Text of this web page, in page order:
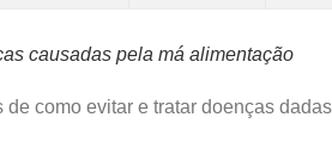
causadas pela má alimentação
de como evitar e tratar doenças